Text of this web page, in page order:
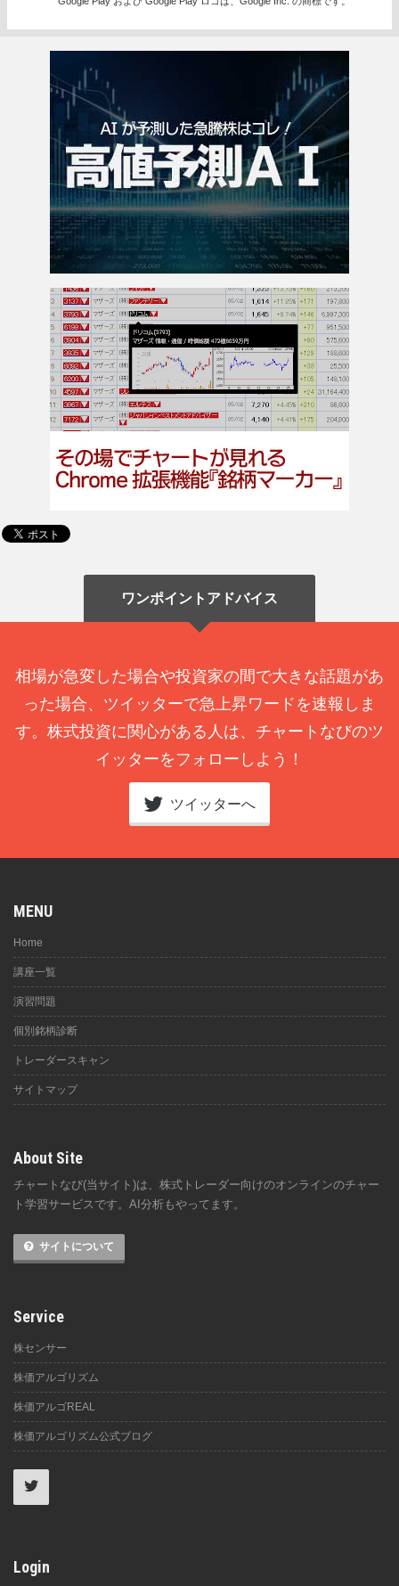
ワンポイントアドバイス
相場が急変した場合や投資家の間で大きな話題があ
った場合、ツイッターで急上昇ワードを速報しま
す。株式投資に関心がある人は、チャートなびのツ
イッターをフォローしよう！
ツイッターへ
MENU
Home
講座一覧
演習問題
個別銘柄診断
トレーダースキャン
サイトマップ
About Site
チャートなび(当サイト)は、株式トレーダー向けのオンラインのチャー
ト学習サービスです。AI分析もやってます。
サイトについて
Service
株センサー
株価アルゴリズム
株価アルゴREAL
株価アルゴリズム公式ブログ
Login